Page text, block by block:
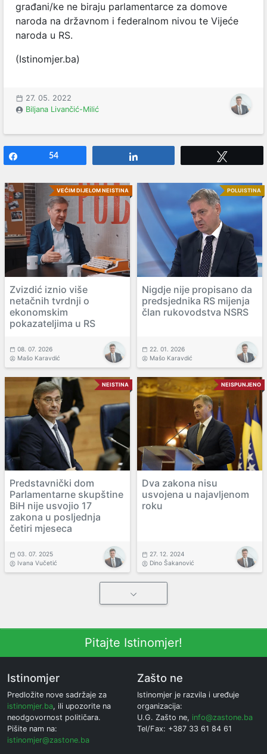
građani/ke ne biraju parlamentarce za domove
naroda na državnom i federalnom nivou te Vijeće
naroda u RS.
(Istinomjer.ba)
27. 05. 2022
Biljana Livančić-Milić
54
VEĆIM DIJELOM NEISTINA
Zvizdić iznio više
netačnih tvrdnji o
ekonomskim
pokazateljima u RS
08. 07. 2026
Mašo Karavdić
POLUISTINA
Nigdje nije propisano da
predsjednika RS mijenja
član rukovodstva NSRS
22. 01. 2026
Mašo Karavdić
NEISTINA
Predstavnički dom
Parlamentarne skupštine
BiH nije usvojio 17
zakona u posljednja
četiri mjeseca
03. 07. 2025
Ivana Vučetić
NEISPUNJENO
Dva zakona nisu
usvojena u najavljenom
roku
27. 12. 2024
Dino Šakanović
Pitajte Istinomjer!
Istinomjer
Predložite nove sadržaje za
istinomjer.ba, ili upozorite na
neodgovornost političara.
Pišite nam na:
istinomjer@zastone.ba
Zašto ne
Istinomjer je razvila i uređuje
organizacija:
U.G. Zašto ne, info@zastone.ba
Tel/Fax: +387 33 61 84 61